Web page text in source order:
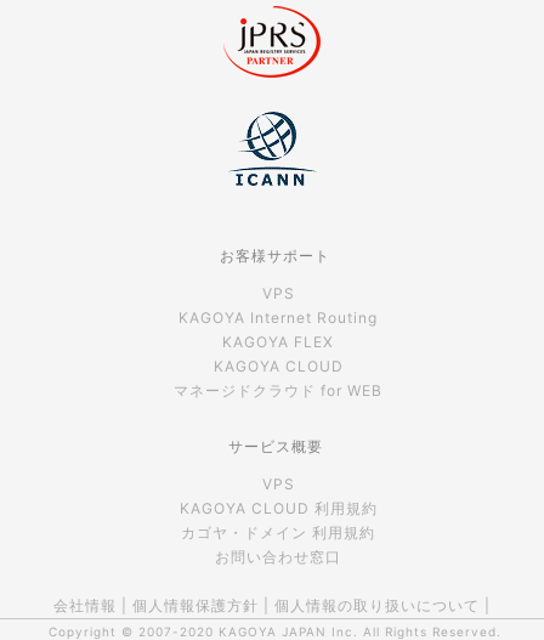
お客様サポート
VPS
KAGOYA Internet Routing
KAGOYA FLEX
KAGOYA CLOUD
マネージドクラウド for WEB
サービス概要
VPS
KAGOYA CLOUD 利用規約
カゴヤ・ドメイン 利用規約
お問い合わせ窓口
会社情報 個人情報保護方針 個人情報の取り扱いについて
Copyright © 2007-2020 KAGOYA JAPAN Inc. All Rights Reserved.